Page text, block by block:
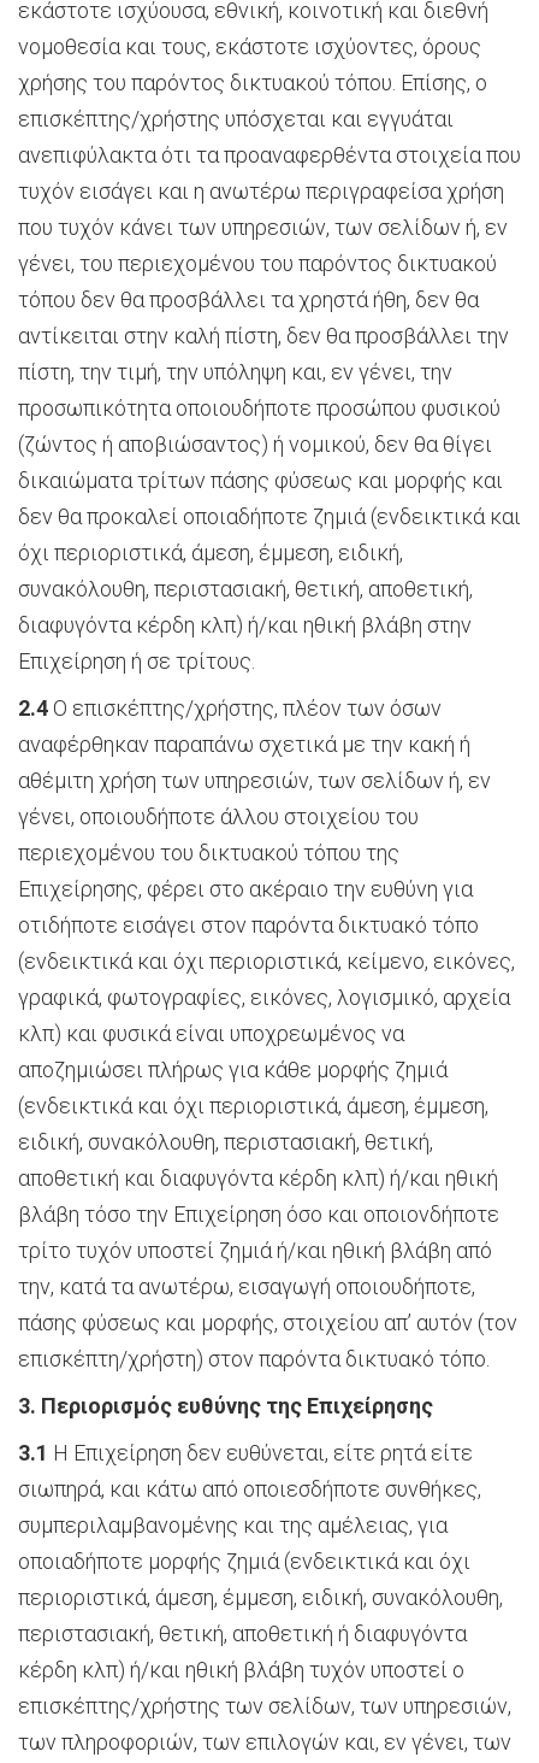
εκάστοτε ισχύουσα, εθνική, κοινοτική και διεθνή
νομοθεσία και τους, εκάστοτε ισχύοντες, όρους
χρήσης του παρόντος δικτυακού τόπου. Επίσης, ο
επισκέπτης/χρήστης υπόσχεται και εγγυάται
ανεπιφύλακτα ότι τα προαναφερθέντα στοιχεία που
τυχόν εισάγει και η ανωτέρω περιγραφείσα χρήση
που τυχόν κάνει των υπηρεσιών, των σελίδων ή, εν
γένει, του περιεχομένου του παρόντος δικτυακού
τόπου δεν θα προσβάλλει τα χρηστά ήθη, δεν θα
αντίκειται στην καλή πίστη, δεν θα προσβάλλει την
πίστη, την τιμή, την υπόληψη και, εν γένει, την
προσωπικότητα οποιουδήποτε προσώπου φυσικού
(ζώντος ή αποβιώσαντος) ή νομικού, δεν θα θίγει
δικαιώματα τρίτων πάσης φύσεως και μορφής και
δεν θα προκαλεί οποιαδήποτε ζημιά (ενδεικτικά και
όχι περιοριστικά, άμεση, έμμεση, ειδική,
συνακόλουθη, περιστασιακή, θετική, αποθετική,
διαφυγόντα κέρδη κλπ) ή/και ηθική βλάβη στην
Επιχείρηση ή σε τρίτους.
2.4 Ο επισκέπτης/χρήστης, πλέον των όσων
αναφέρθηκαν παραπάνω σχετικά με την κακή ή
αθέμιτη χρήση των υπηρεσιών, των σελίδων ή, εν
γένει, οποιουδήποτε άλλου στοιχείου του
περιεχομένου του δικτυακού τόπου της
Επιχείρησης, φέρει στο ακέραιο την ευθύνη για
οτιδήποτε εισάγει στον παρόντα δικτυακό τόπο
(ενδεικτικά και όχι περιοριστικά, κείμενο, εικόνες,
γραφικά, φωτογραφίες, εικόνες, λογισμικό, αρχεία
κλπ) και φυσικά είναι υποχρεωμένος να
αποζημιώσει πλήρως για κάθε μορφής ζημιά
(ενδεικτικά και όχι περιοριστικά, άμεση, έμμεση,
ειδική, συνακόλουθη, περιστασιακή, θετική,
αποθετική και διαφυγόντα κέρδη κλπ) ή/και ηθική
βλάβη τόσο την Επιχείρηση όσο και οποιονδήποτε
τρίτο τυχόν υποστεί ζημιά ή/και ηθική βλάβη από
την, κατά τα ανωτέρω, εισαγωγή οποιουδήποτε,
πάσης φύσεως και μορφής, στοιχείου απ’ αυτόν (τον
επισκέπτη/χρήστη) στον παρόντα δικτυακό τόπο.
3. Περιορισμός ευθύνης της Επιχείρησης
3.1 Η Επιχείρηση δεν ευθύνεται, είτε ρητά είτε
σιωπηρά, και κάτω από οποιεσδήποτε συνθήκες,
συμπεριλαμβανομένης και της αμέλειας, για
οποιαδήποτε μορφής ζημιά (ενδεικτικά και όχι
περιοριστικά, άμεση, έμμεση, ειδική, συνακόλουθη,
περιστασιακή, θετική, αποθετική ή διαφυγόντα
κέρδη κλπ) ή/και ηθική βλάβη τυχόν υποστεί ο
επισκέπτης/χρήστης των σελίδων, των υπηρεσιών,
των πληροφοριών, των επιλογών και, εν γένει, των